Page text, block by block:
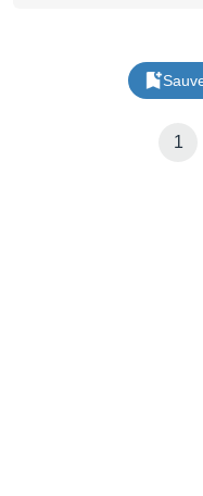
1